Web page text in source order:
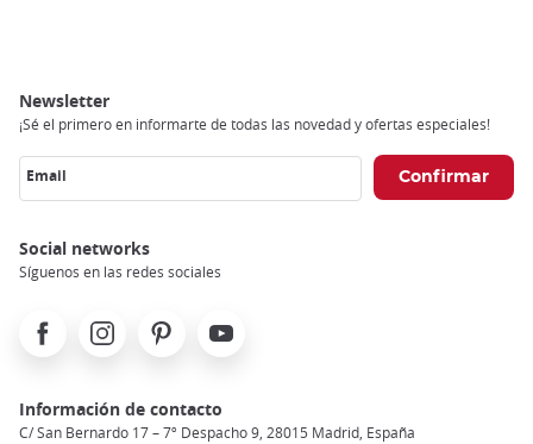
Newsletter
¡Sé el primero en informarte de todas las novedad y ofertas especiales!
Email
Social networks
Síguenos en las redes sociales
FacebookInstagramPinterest Youtube
Información de contacto
C/ San Bernardo 17 – 7º Despacho 9, 28015 Madrid, España